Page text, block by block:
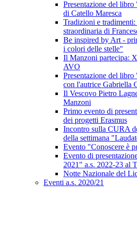
Presentazione del
di Catello Maresca
Tradizioni e
straordinaria di
Be inspired by Art -
i colori delle stelle"
Il Manzoni partecipa:
AVO
Presentazione del
con l'autrice Gabriella
Il Vescovo Pietro
Manzoni
Primo evento di
dei progetti Erasmus
Incontro sulla CURA
della settimana
Evento "Conoscere è
Evento di
2021" a.s. 2022-23 al
Notte Nazionale del
Eventi a.s. 2020/21